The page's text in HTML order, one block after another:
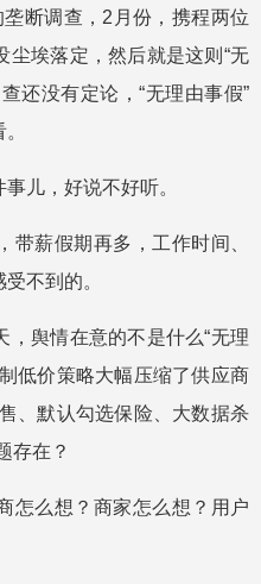
断调查，2月份，携程两位
尘埃落定，然后就是这则“无
还没有定论，“无理由事假”
儿，好说不好听。
带薪假期再多，工作时间、
不到的。
，舆情在意的不是什么“无理
低价策略大幅压缩了供应商
、默认勾选保险、大数据杀
存在？
怎么想？商家怎么想？用户